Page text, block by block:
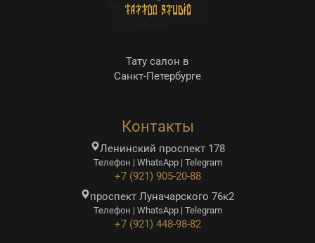
Тату салон в
Санкт-Петербурге
Контакты
Ленинский проспект 178
Телефон | WhatsApp | Telegram
+7 (921) 905-20-88
проспект Луначарского 76к2
Телефон | WhatsApp | Telegram
+7 (921) 448-98-82